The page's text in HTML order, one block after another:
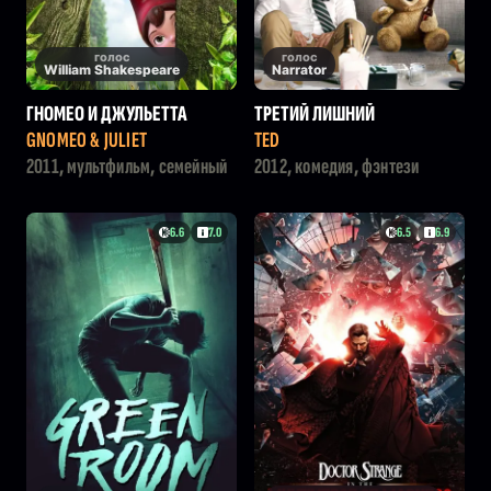
голос
William Shakespeare
ГНОМЕО И ДЖУЛЬЕТТА
GNOMEO & JULIET
2011, мультфильм, семейный
голос
Narrator
ТРЕТИЙ ЛИШНИЙ
TED
2012, комедия, фэнтези
6.6 7.0 6.5 6.9